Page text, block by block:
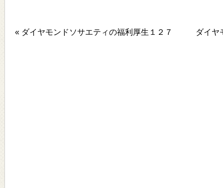
« ダイヤモンドソサエティの福利厚生１２７ ダイヤ